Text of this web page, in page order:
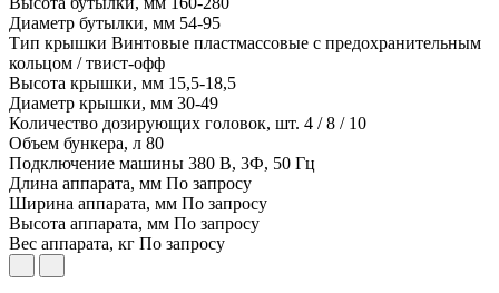
Диаметр бутылки, мм 54-95
Тип крышки Винтовые пластмассовые с предохранительным
кольцом / твист-офф
Высота крышки, мм 15,5-18,5
Диаметр крышки, мм 30-49
Количество дозирующих головок, шт. 4 / 8 / 10
Объем бункера, л 80
Подключение машины 380 В, 3Ф, 50 Гц
Длина аппарата, мм По запросу
Ширина аппарата, мм По запросу
Высота аппарата, мм По запросу
Вес аппарата, кг По запросу